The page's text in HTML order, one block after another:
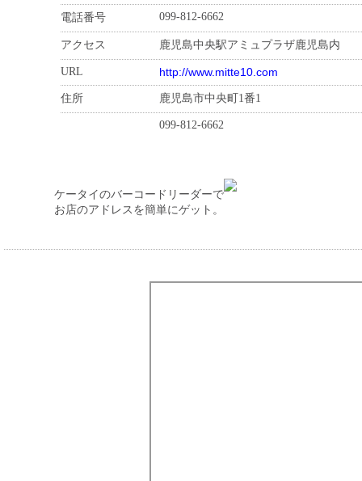
電話番号 099-812-6662
アクセス 鹿児島中央駅アミュプラザ鹿児島内
URL http://www.mitte10.com
住所 鹿児島市中央町1番1
099-812-6662
ケータイのバーコードリーダーで
お店のアドレスを簡単にゲット。